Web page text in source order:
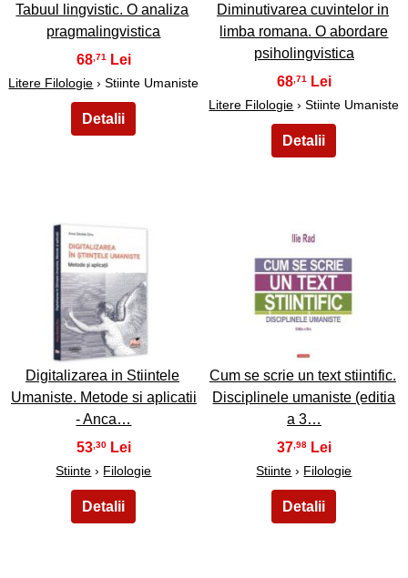
Tabuul lingvistic. O analiza
pragmalingvistica
68,71
Litere Filologie › Stiinte Umaniste
Diminutivarea cuvintelor in
limba romana. O abordare
psiholingvistica
68,71
Litere Filologie › Stiinte Umaniste
5
Digitalizarea in Stiintele
Umaniste. Metode si aplicatii
- Anca…
53,30
Stiinte › Filologie
6
Cum se scrie un text stiintific.
Disciplinele umaniste (editia
a 3…
37,98
Stiinte › Filologie